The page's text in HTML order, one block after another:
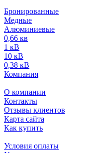
Бронированные
Медные
Алюминиевые
0,66 кв
1 кВ
10 кВ
0,38 кВ
Компания
О компании
Контакты
Отзывы клиентов
Карта сайта
Как купить
Условия оплаты